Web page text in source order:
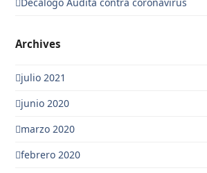
Archives
julio 2021
junio 2020
marzo 2020
febrero 2020